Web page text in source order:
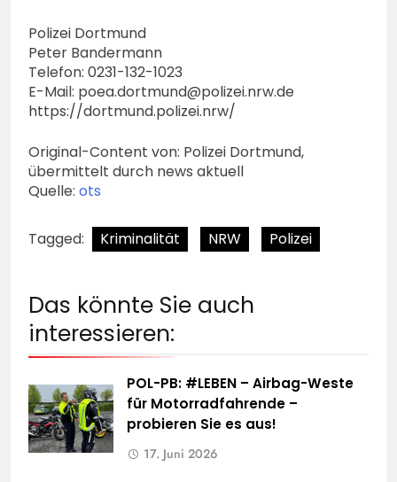
Polizei Dortmund
Peter Bandermann
Telefon: 0231-132-1023
E-Mail: poea.dortmund@polizei.nrw.de
https://dortmund.polizei.nrw/
Original-Content von: Polizei Dortmund,
übermittelt durch news aktuell
Quelle: ots
Tagged: Kriminalität NRW Polizei
Das könnte Sie auch
interessieren:
POL-PB: #LEBEN – Airbag-Weste
für Motorradfahrende –
probieren Sie es aus!
17. Juni 2026